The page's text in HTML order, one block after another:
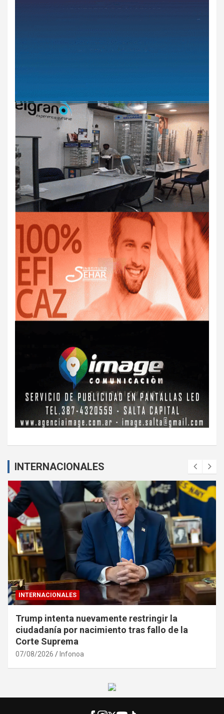
INTERNACIONALES
INTERNACIONALES
Trump intenta nuevamente restringir la
ciudadanía por nacimiento tras fallo de la
Corte Suprema
07/08/2026 Infonoa